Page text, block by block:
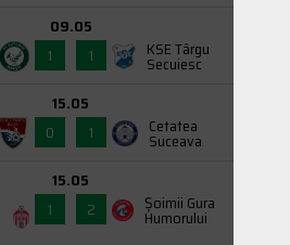
09.05
1
1 KSE Târgu
Secuiesc
15.05
0
1 Cetatea
Suceava
15.05
1
2 Şoimii Gura
Humorului